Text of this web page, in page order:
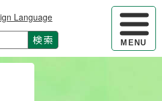
ハンバー
MENU
Language
検索